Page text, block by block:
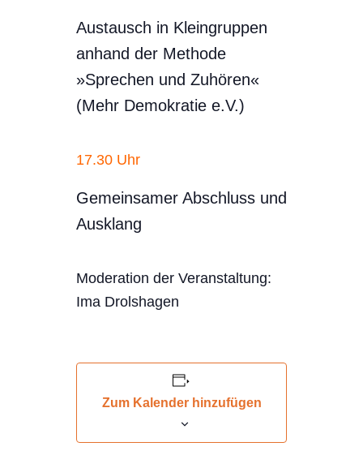
Austausch in Kleingruppen
anhand der Methode
»Sprechen und Zuhören«
(Mehr Demokratie e.V.)
17.30 Uhr
Gemeinsamer Abschluss und
Ausklang
Moderation der Veranstaltung:
Ima Drolshagen
Zum Kalender hinzufügen